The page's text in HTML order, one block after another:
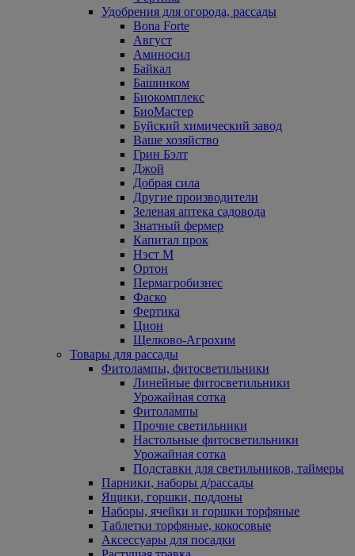
Удобрения для огорода, рассады
Bona Forte
Август
Аминосил
Байкал
Башинком
Биокомплекс
БиоМастер
Буйский химический завод
Ваше хозяйство
Грин Бэлт
Джой
Добрая сила
Другие производители
Зеленая аптека садовода
Знатный фермер
Капитал прок
Нэст М
Ортон
Пермагробизнес
Фаско
Фертика
Цион
Щелково-Агрохим
Товары для рассады
Фитолампы, фитосветильники
Линейные фитосветильники
Урожайная сотка
Фитолампы
Прочие светильники
Настольные фитосветильники
Урожайная сотка
Подставки для светильников, таймеры
Парники, наборы д/рассады
Ящики, горшки, поддоны
Наборы, ячейки и горшки торфяные
Таблетки торфяные, кокосовые
Аксессуары для посадки